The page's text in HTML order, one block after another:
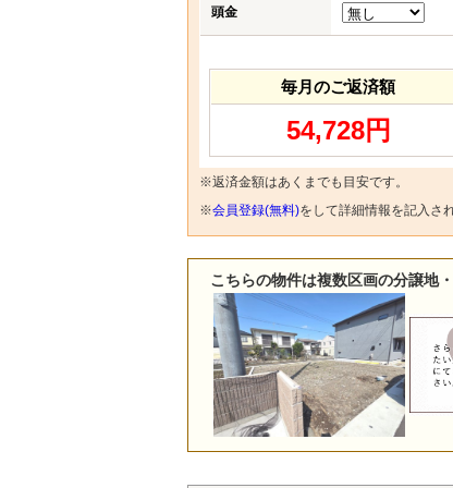
頭金
毎月のご返済額
54,728円
※返済金額はあくまでも目安です。
※会員登録(無料)をして詳細情報を記入さ
こちらの物件は複数区画の分譲地